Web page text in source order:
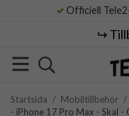
Officiell
↪️
Startsida / Mobiltillbehör /
- iPhone 17 Pro Max - Skal